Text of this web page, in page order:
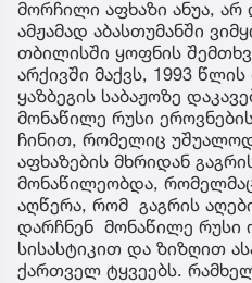
მორჩილი აფხაზი ანუა,
ამჟამად აბასთუმანში
თბილისში ყოფნის
არქივში მაქვს, 1993
ყაზბეგის საბაჟოზე
მონაწილე რუსი
ჩინით, რომელიც
აფხაზების მხრიდან
მონაწილეობდა,
აღწერა, რომ გაგრის
დარჩნენ მონაწილე
სისასტიკით და ზიზღით
ქართველ ტყვეებს.